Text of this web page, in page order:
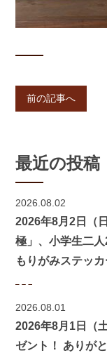
前の記事へ
最近の投稿
2026.08.02
2026年8月2日（
極」、小学生二
もりがみステッ
2026.08.01
2026年8月1日（
ゼント！ ありが